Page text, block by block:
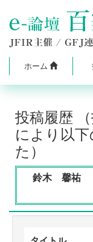
ホーム
投稿履歴
により以
た）
鈴木 馨祐 （